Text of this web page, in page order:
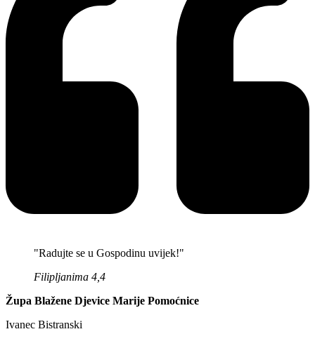
"Radujte se u Gospodinu uvijek!"
Filipljanima 4,4
Župa Blažene Djevice Marije Pomoćnice
Ivanec Bistranski